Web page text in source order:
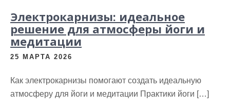
Электрокарнизы: идеальное
решение для атмосферы йоги и
медитации
25 МАРТА 2026
Как электрокарнизы помогают создать идеальную
атмосферу для йоги и медитации Практики йоги […]